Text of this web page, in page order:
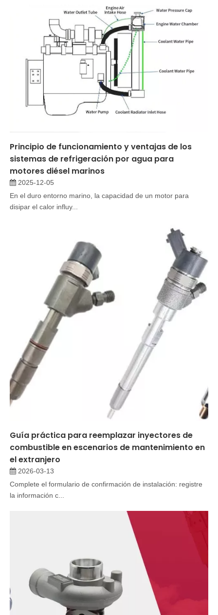
Principio de funcionamiento y ventajas de los
sistemas de refrigeración por agua para
motores diésel marinos
2025-12-05
En el duro entorno marino, la capacidad de un motor para
disipar el calor influy...
Guía práctica para reemplazar inyectores de
combustible en escenarios de mantenimiento en
el extranjero
2026-03-13
Complete el formulario de confirmación de instalación: registre
la información c...